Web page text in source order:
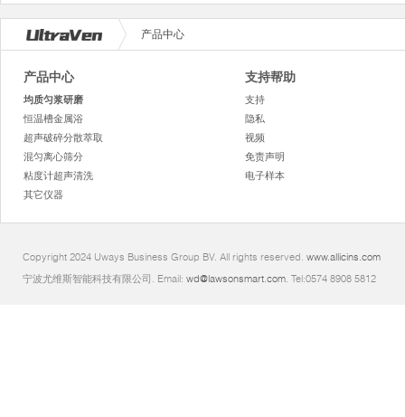
产品中心
产品中心
均质匀浆研磨
恒温槽金属浴
超声破碎分散萃取
混匀离心筛分
粘度计超声清洗
其它仪器
支持帮助
支持
隐私
视频
免责声明
电子样本
Copyright 2024 Uways Business Group BV. All rights reserved. www.allicins.com
宁波尤维斯智能科技有限公司. Email: wd@lawsonsmart.com. Tel:0574 8908 5812